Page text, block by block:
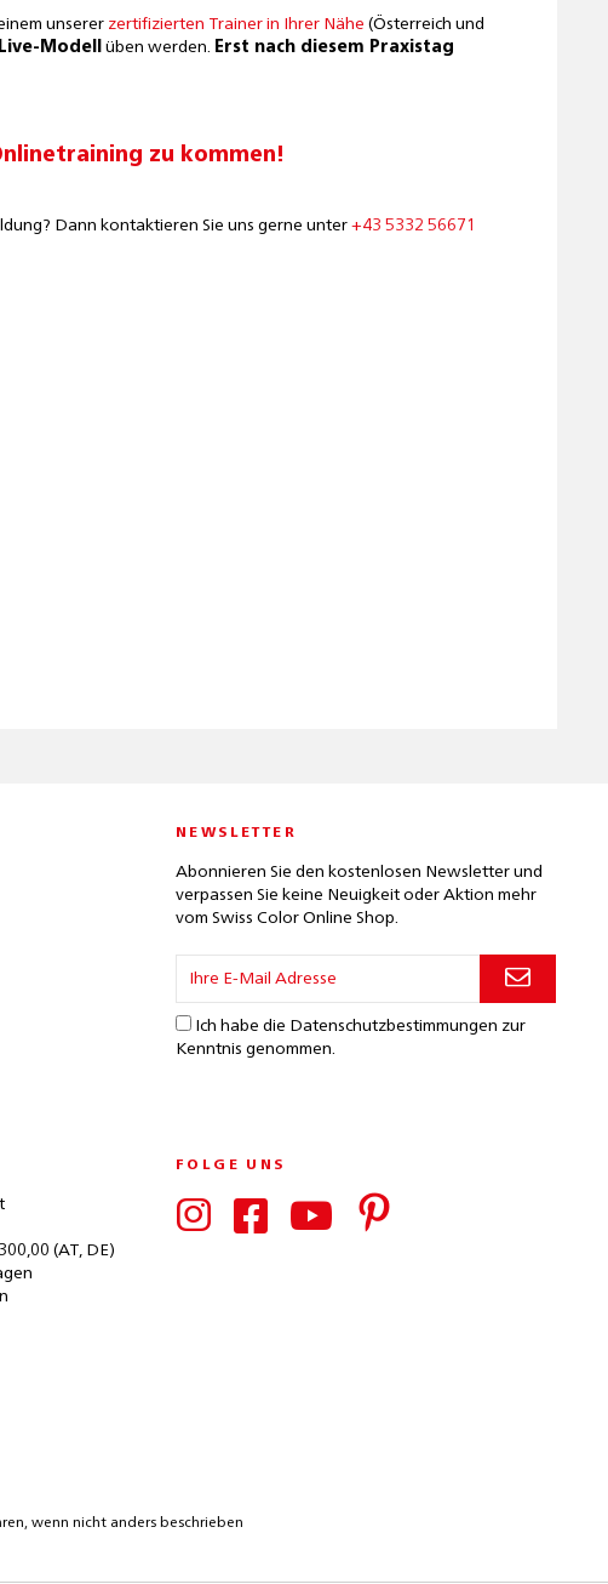
unserer zertifizierten Trainer in Ihrer Nähe (Österreich und
Live-Modell üben werden. Erst nach diesem Praxistag
zu kommen!
Dann kontaktieren Sie uns gerne unter +43 5332 56671
NEWSLETTER
Abonnieren Sie den kostenlosen Newsletter und
verpassen Sie keine Neuigkeit oder Aktion mehr
vom Swiss Color Online Shop.
Ich habe die Datenschutzbestimmungen zur
Kenntnis genommen.
(AT, DE)
FOLGE UNS
wenn nicht anders beschrieben